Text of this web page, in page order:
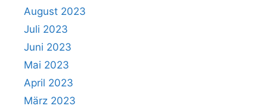
August 2023
Juli 2023
Juni 2023
Mai 2023
April 2023
März 2023